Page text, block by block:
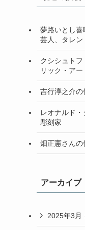
夢路いとし喜
芸人、タレン
クシシュト
リック・アー
吉行淳之介
レオナルド・
彫刻家
畑正憲さん
アーカイブ
2025年3月